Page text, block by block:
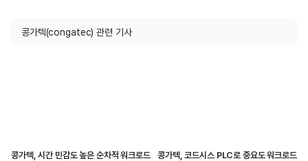
콩가텍(congatec) 관련 기사
콩가텍, 시간 민감도 높은 순차적 워크로드
콩가텍, 코드시스 PLC로 중요도 워크로드